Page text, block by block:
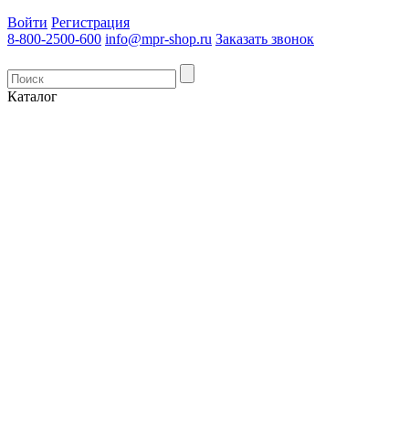
Войти Регистрация
8-800-2500-600 info@mpr-shop.ru Заказать звонок
Каталог